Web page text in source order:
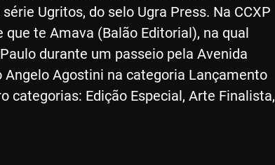
Ugritos, do selo Ugra Press. Na CCXP
te Amava (Balão Editorial), na qual
durante um passeio pela Avenida
Agostini na categoria Lançamento
categorias: Edição Especial, Arte Finalista,